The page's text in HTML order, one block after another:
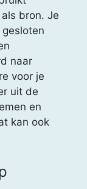
bron. Je
naar
voor je
uit de
en
kan ook